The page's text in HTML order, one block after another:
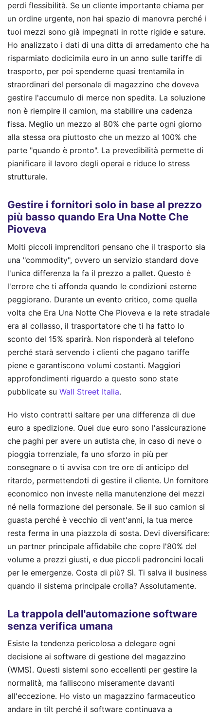
perdi flessibilità. Se un cliente importante chiama per
un ordine urgente, non hai spazio di manovra perché i
tuoi mezzi sono già impegnati in rotte rigide e sature.
Ho analizzato i dati di una ditta di arredamento che ha
risparmiato dodicimila euro in un anno sulle tariffe di
trasporto, per poi spenderne quasi trentamila in
straordinari del personale di magazzino che doveva
gestire l'accumulo di merce non spedita. La soluzione
non è riempire il camion, ma stabilire una cadenza
fissa. Meglio un mezzo al 80% che parte ogni giorno
alla stessa ora piuttosto che un mezzo al 100% che
parte "quando è pronto". La prevedibilità permette di
pianificare il lavoro degli operai e riduce lo stress
strutturale.
Gestire i fornitori solo in base al prezzo
più basso quando Era Una Notte Che
Pioveva
Molti piccoli imprenditori pensano che il trasporto sia
una "commodity", ovvero un servizio standard dove
l'unica differenza la fa il prezzo a pallet. Questo è
l'errore che ti affonda quando le condizioni esterne
peggiorano. Durante un evento critico, come quella
volta che Era Una Notte Che Pioveva e la rete stradale
era al collasso, il trasportatore che ti ha fatto lo
sconto del 15% sparirà. Non risponderà al telefono
perché starà servendo i clienti che pagano tariffe
piene e garantiscono volumi costanti. Maggiori
approfondimenti riguardo a questo sono state
pubblicate su Wall Street Italia.
Ho visto contratti saltare per una differenza di due
euro a spedizione. Quei due euro sono l'assicurazione
che paghi per avere un autista che, in caso di neve o
pioggia torrenziale, fa uno sforzo in più per
consegnare o ti avvisa con tre ore di anticipo del
ritardo, permettendoti di gestire il cliente. Un fornitore
economico non investe nella manutenzione dei mezzi
né nella formazione del personale. Se il suo camion si
guasta perché è vecchio di vent'anni, la tua merce
resta ferma in una piazzola di sosta. Devi diversificare:
un partner principale affidabile che copre l'80% del
volume a prezzi giusti, e due piccoli padroncini locali
per le emergenze. Costa di più? Sì. Ti salva il business
quando il sistema principale crolla? Assolutamente.
La trappola dell'automazione software
senza verifica umana
Esiste la tendenza pericolosa a delegare ogni
decisione ai software di gestione del magazzino
(WMS). Questi sistemi sono eccellenti per gestire la
normalità, ma falliscono miseramente davanti
all'eccezione. Ho visto un magazzino farmaceutico
andare in tilt perché il software continuava a